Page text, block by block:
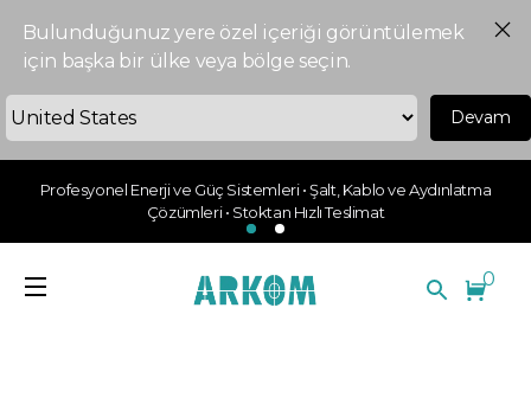
Bulunduğunuz yere özel içeriği görüntülemek
için başka bir ülke veya bölge seçin.
Devam
Profesyonel Enerji ve Güç Sistemleri • Şalt, Kablo ve Aydınlatma
Çözümleri • Stoktan Hızlı Teslimat
0